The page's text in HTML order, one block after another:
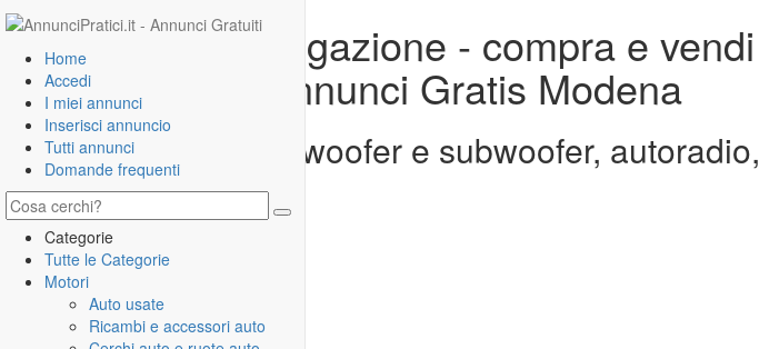
Home
Accedi
I miei annunci
Inserisci annuncio
Tutti annunci
Domande frequenti
Categorie
Tutte le Categorie
Motori
Auto usate
Ricambi e accessori auto
Car audio e navigazione - compra e vendi
articoli usati - Annunci Gratis Modena
tweeter, midrange, woofer e subwoofer, autoradio,
lettoro-CD
Località:Modena